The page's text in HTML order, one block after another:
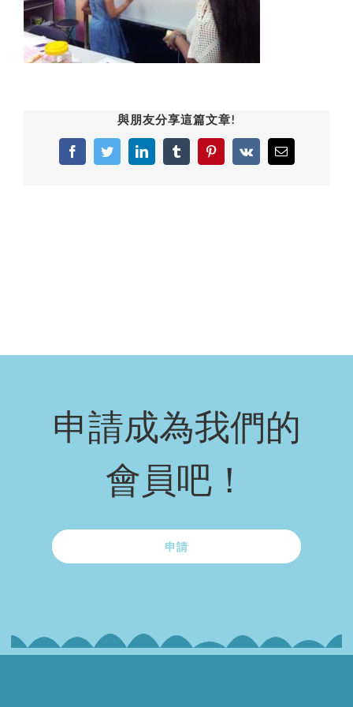
與朋友分享這篇文章!
FacebookTwitterLinkedInTumblrPinterest
Vk Email:
申請成為我們的
會員吧！
申請